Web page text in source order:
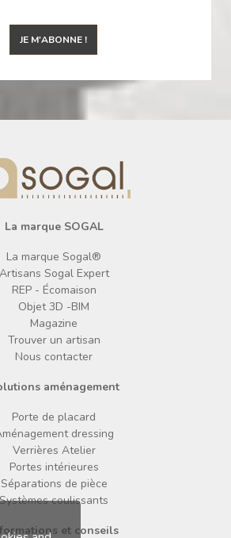
JE M'ABONNE !
La marque SOGAL
La marque Sogal®
Artisans Sogal Expert
REP - Écomaison
Objet 3D -BIM
Magazine
Trouver un artisan
Nous contacter
aménagement
Porte de placard
dressing
Verrières Atelier
Portes intérieures
Séparations de pièce
Systèmes coulissants
et conseils